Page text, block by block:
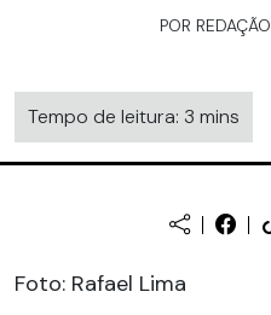
POR REDAÇÃO
Tempo de leitura: 3 mins
Foto: Rafael Lima